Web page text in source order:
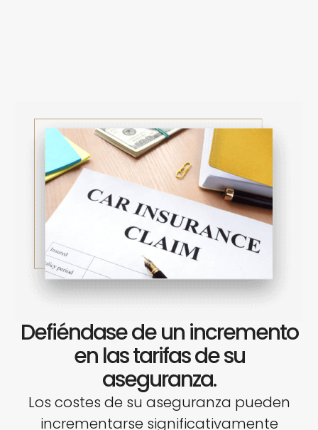
Defiéndase de un incremento
en las tarifas de su
aseguranza.
Los costes de su aseguranza pueden
incrementarse significativamente